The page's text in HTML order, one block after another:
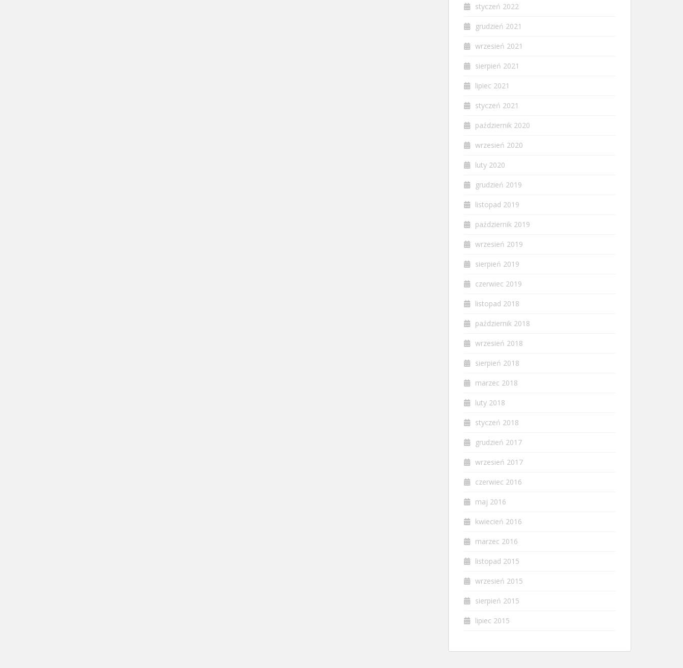
styczeń 2022
grudzień 2021
wrzesień 2021
sierpień 2021
lipiec 2021
styczeń 2021
październik 2020
wrzesień 2020
luty 2020
grudzień 2019
listopad 2019
październik 2019
wrzesień 2019
sierpień 2019
czerwiec 2019
listopad 2018
październik 2018
wrzesień 2018
sierpień 2018
marzec 2018
luty 2018
styczeń 2018
grudzień 2017
wrzesień 2017
czerwiec 2016
maj 2016
kwiecień 2016
marzec 2016
listopad 2015
wrzesień 2015
sierpień 2015
lipiec 2015